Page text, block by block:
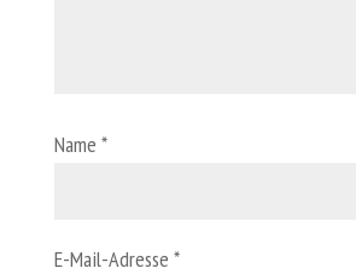
Name *
E-Mail-Adresse *